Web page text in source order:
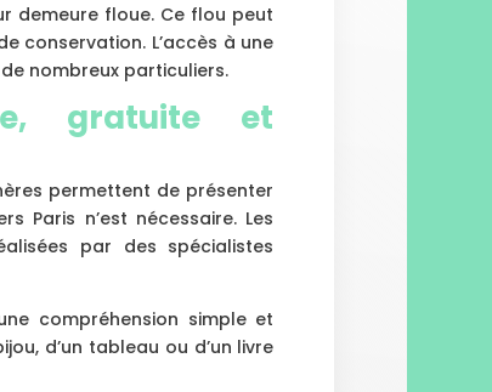
demeure floue. Ce flou peut
conservation. L’accès à une
nombreux particuliers.
gratuite et
permettent de présenter
Paris n’est nécessaire. Les
par des spécialistes
compréhension simple et
d’un tableau ou d’un livre